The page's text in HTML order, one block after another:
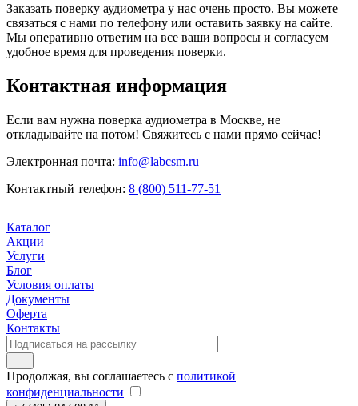
Заказать поверку аудиометра у нас очень просто. Вы можете
связаться с нами по телефону или оставить заявку на сайте.
Мы оперативно ответим на все ваши вопросы и согласуем
удобное время для проведения поверки.
Контактная информация
Если вам нужна поверка аудиометра в Москве, не
откладывайте на потом! Свяжитесь с нами прямо сейчас!
Электронная почта: info@labcsm.ru
Контактный телефон: 8 (800) 511-77-51
Каталог
Акции
Услуги
Блог
Условия оплаты
Документы
Оферта
Контакты
Продолжая, вы соглашаетесь с политикой
конфиденциальности